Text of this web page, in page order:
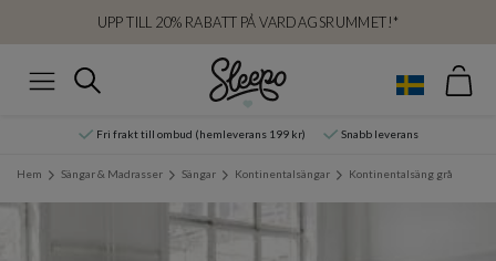
UPP TILL 20% RABATT PÅ VARDAGSRUMMET!*
Sök
Fri frakt till ombud (hemleverans 199 kr) Snabb leverans
Hem Sängar & Madrasser Sängar Kontinentalsängar Kontinentalsäng grå